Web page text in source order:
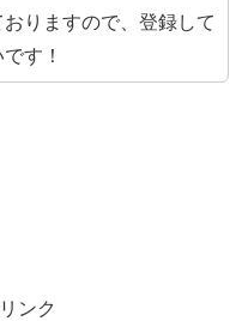
りますので、登録して
す！
ンク